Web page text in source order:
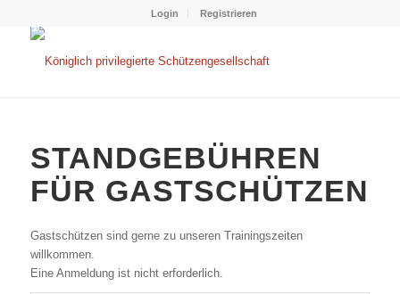
Login Registrieren
STANDGEBÜHREN
FÜR GASTSCHÜTZEN
Gastschützen sind gerne zu unseren Trainingszeiten
willkommen.
Eine Anmeldung ist nicht erforderlich.